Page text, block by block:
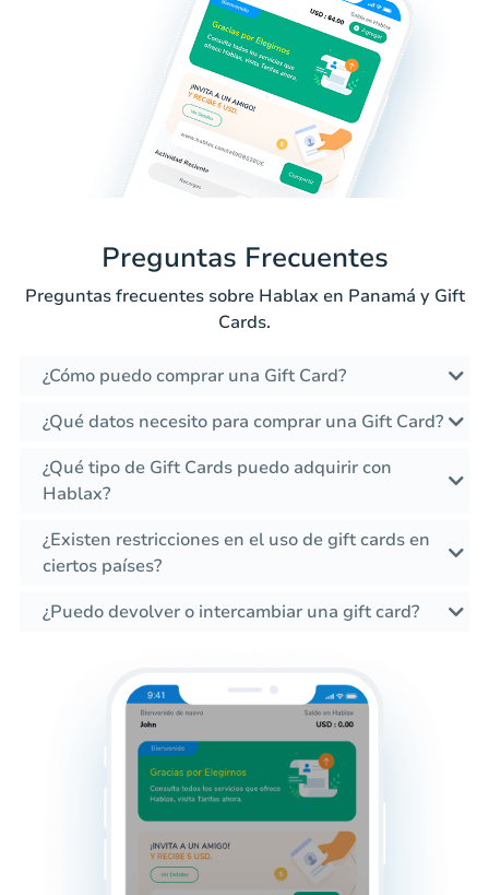
Preguntas Frecuentes
Preguntas frecuentes sobre Hablax en Panamá y Gift
Cards.
¿Cómo puedo comprar una Gift Card?
¿Qué datos necesito para comprar una Gift Card?
¿Qué tipo de Gift Cards puedo adquirir con
Hablax?
¿Existen restricciones en el uso de gift cards en
ciertos países?
¿Puedo devolver o intercambiar una gift card?